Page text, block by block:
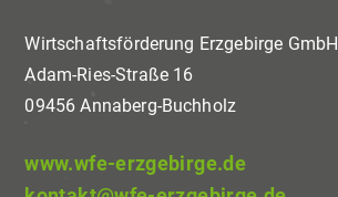
Wirtschaftsförderung Erzgebirge GmbH
Adam-Ries-Straße 16
09456 Annaberg-Buchholz
www.wfe-erzgebirge.de